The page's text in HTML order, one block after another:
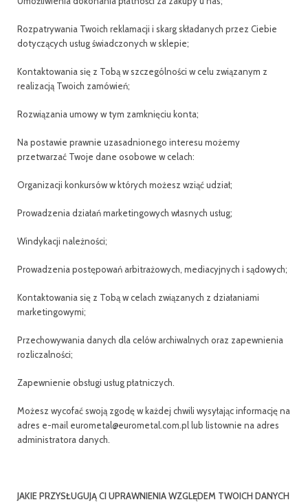
Rozpatrywania Twoich reklamacji i skarg składanych przez Ciebie
dotyczących usług świadczonych w sklepie;
Kontaktowania się z Tobą w szczególności w celu związanym z
realizacją Twoich zamówień;
Rozwiązania umowy w tym zamknięciu konta;
Na postawie prawnie uzasadnionego interesu możemy
przetwarzać Twoje dane osobowe w celach:
Organizacji konkursów w których możesz wziąć udział;
Prowadzenia działań marketingowych własnych usług;
Windykacji należności;
Prowadzenia postępowań arbitrażowych, mediacyjnych i sądowych;
Kontaktowania się z Tobą w celach związanych z działaniami
marketingowymi;
Przechowywania danych dla celów archiwalnych oraz zapewnienia
rozliczalności;
Zapewnienie obsługi usług płatniczych.
Możesz wycofać swoją zgodę w każdej chwili wysyłając informację na
adres e-mail eurometal@eurometal.com.pl lub listownie na adres
administratora danych.
JAKIE PRZYSŁUGUJĄ CI UPRAWNIENIA WZGLĘDEM TWOICH DANYCH